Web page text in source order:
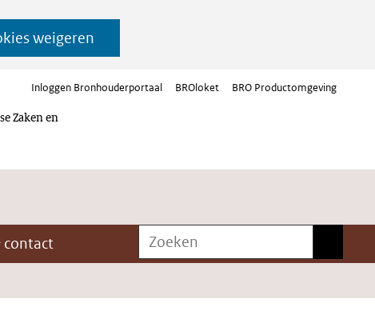
weigeren
Zaken en
Inloggen Bronhouderportaal BROloket BRO Productomgeving
contact Zoeken